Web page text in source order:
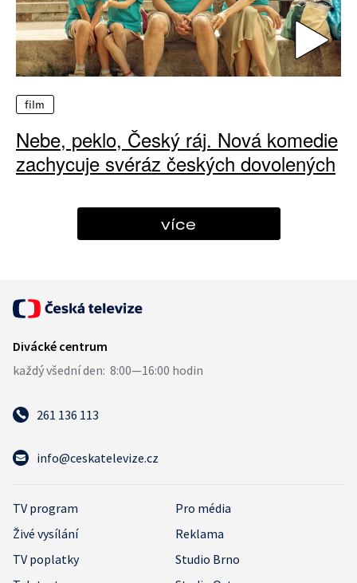
film
Nebe, peklo, Český ráj. Nová komedie
zachycuje svéráz českých dovolených
více
261 136 113
info@ceskatelevize.cz
TV program
Pro média
Živé vysílání
Reklama
TV poplatky
Studio Brno